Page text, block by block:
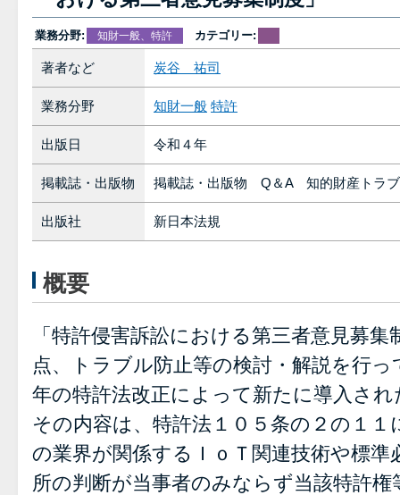
業務分野: 知財一般、特許 カテゴリー:
著者など 炭谷 祐司
業務分野 知財一般 特許
出版日 令和４年
掲載誌・出版物 掲載誌・出版物 Q＆A 知的財産トラブ
出版社 新日本法規
概要
「特許侵害訴訟における第三者意見募
点、トラブル防止等の検討・解説を行
年の特許法改正によって新たに導入さ
その内容は、特許法１０５条の２の１
の業界が関係するＩｏＴ関連技術や標準
所の判断が当事者のみならず当該特許